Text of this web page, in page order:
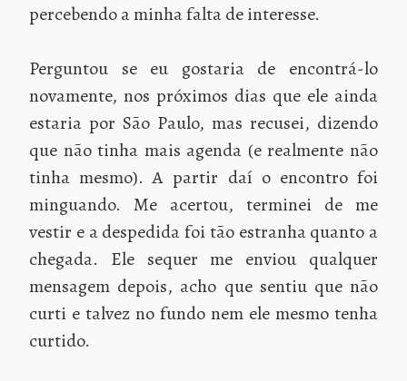
percebendo a minha falta de interesse.
Perguntou se eu gostaria de encontrá-lo
novamente, nos próximos dias que ele ainda
estaria por São Paulo, mas recusei, dizendo
que não tinha mais agenda (e realmente não
tinha mesmo). A partir daí o encontro foi
minguando. Me acertou, terminei de me
vestir e a despedida foi tão estranha quanto a
chegada. Ele sequer me enviou qualquer
mensagem depois, acho que sentiu que não
curti e talvez no fundo nem ele mesmo tenha
curtido.